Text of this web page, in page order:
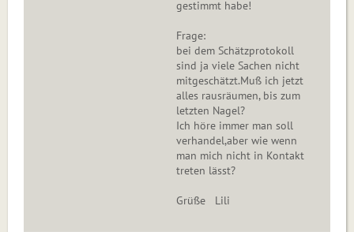
gestimmt habe!
Frage:
bei dem Schätzprotokoll
sind ja viele Sachen nicht
mitgeschätzt.Muß ich jetzt
alles rausräumen, bis zum
letzten Nagel?
Ich höre immer man soll
verhandel,aber wie wenn
man mich nicht in Kontakt
treten lässt?
Grüße Lili